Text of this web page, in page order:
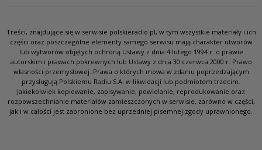
Treści, znajdujące się w serwisie polskieradio.pl, w tym wszystkie materiały i ich
części oraz poszczególne elementy samego serwisu mają charakter utworów
lub wytworów objętych ochroną Ustawy z dnia 4 lutego 1994 r. o prawie
autorskim i prawach pokrewnych lub Ustawy z dnia 30 czerwca 2000 r. Prawo
własności przemysłowej. Prawa o których mowa w zdaniu poprzedzającym
przysługują Polskiemu Radiu S.A. w likwidacji lub podmiotom trzecim.
Jakiekolwiek kopiowanie, zapisywanie, powielanie, reprodukowanie oraz
rozpowszechnianie materiałów zamieszczonych w serwisie, zarówno w części,
jak i w całości jest zabronione bez uprzedniej pisemnej zgody uprawnionego.